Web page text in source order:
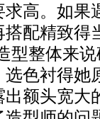
高。如果
配精致得
型整体来
色衬得她
额头宽大